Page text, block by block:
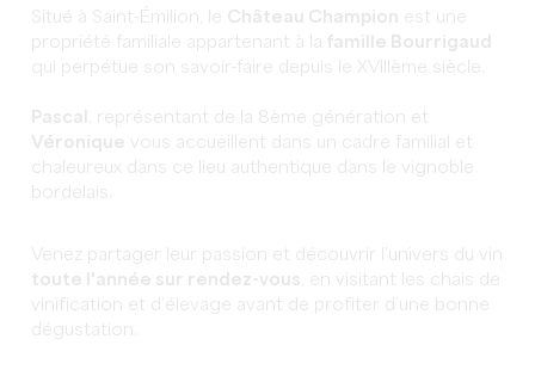
Situé à Saint-Émilion, le Château Champion est une
propriété familiale appartenant à la famille Bourrigaud
qui perpétue son savoir-faire depuis le XVIIIème siècle.
Pascal
, représentant de la 8ème génération et
Véronique vous accueillent dans un cadre familial et
chaleureux dans ce lieu authentique dans le vignoble
bordelais.
Venez partager leur passion et découvrir l’univers du vin
toute l'année sur rendez-vous , en visitant les chais de
vinification et d’élevage avant de profiter d’une bonne
dégustation.